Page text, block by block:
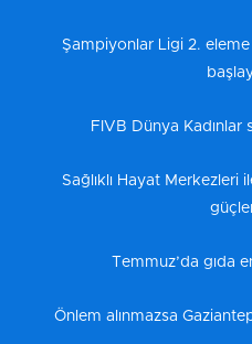
Şampiyonlar Ligi 2. eleme
FIVB Dünya Kadınlar
Sağlıklı Hayat Merkezleri
Temmuz’da gıda
Önlem alınmazsa